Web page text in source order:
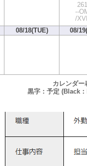
--
/
08/18(TUE) 08/
カレンダー
黒字：予定 (Black